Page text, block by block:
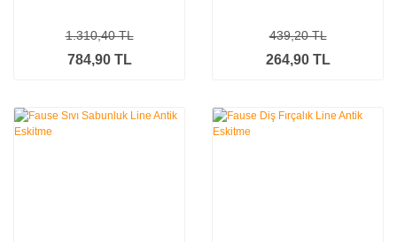
784,90 TL
1.310,40 TL
264,90 TL
439,20 TL